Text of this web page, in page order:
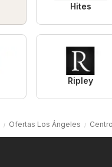
Hites
Ripley
Ofertas Los Ángeles